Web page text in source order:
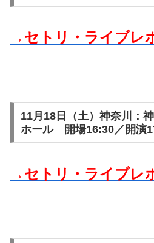
→セトリ・ライブレ
11月18日（土）神奈川：
ホール 開場16:30／開演
→セトリ・ライブレ